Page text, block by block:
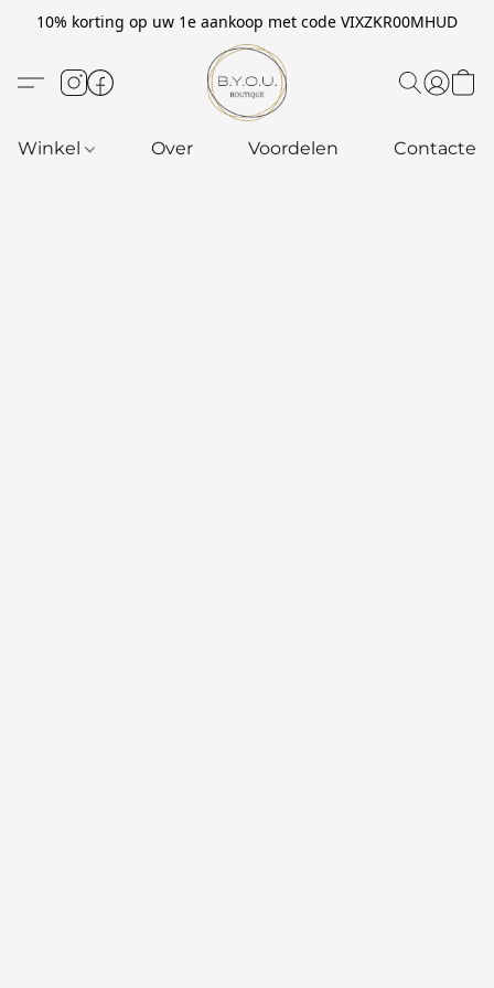
10% korting op uw 1e aankoop met code VIXZKR00MHUD
Winkel Over Voordelen